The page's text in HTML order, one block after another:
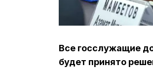
Все госслужащие
будет принято